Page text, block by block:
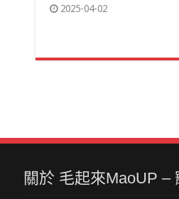
2025-04-02
關於 毛起來MaoUP –